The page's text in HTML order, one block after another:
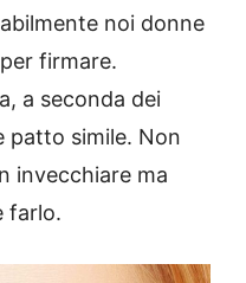
noi donne
firmare.
a seconda dei
patto simile. Non
invecchiare ma
farlo.